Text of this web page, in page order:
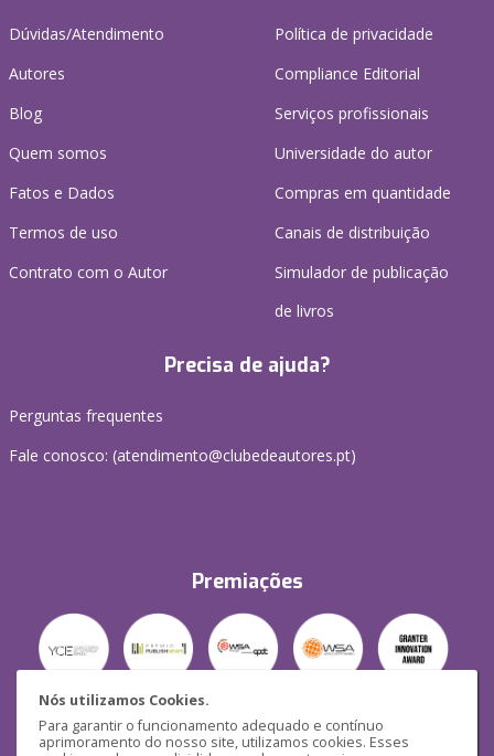
Nós utilizamos Cookies.
Para garantir o funcionamento adequado e contínuo
aprimoramento do nosso site, utilizamos cookies. Esses
Dúvidas/Atendimento
Autores
Blog
Quem somos
Fatos e Dados
Termos de uso
Contrato com o Autor
Política de privacidade
Compliance Editorial
Serviços profissionais
Universidade do autor
Compras em quantidade
Canais de distribuição
Simulador de publicação
de livros
Precisa de ajuda?
Perguntas frequentes
Fale conosco: (atendimento@clubedeautores.pt)
Premiações
Segurança